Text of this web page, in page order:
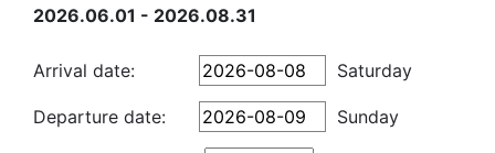
2026.06.01 - 2026.08.31
Arrival date: Saturday
Departure date:
Sunday